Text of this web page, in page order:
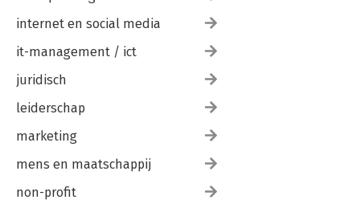
internet en social media
it-management / ict
juridisch
leiderschap
marketing
mens en maatschappij
non-profit